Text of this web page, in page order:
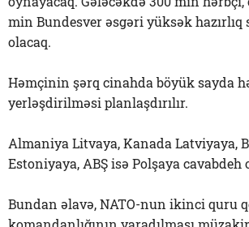
min Bundesver əsgəri yüksək hazırlıq
olacaq.
Həmçinin şərq cinahda böyük sayda
yerləşdirilməsi planlaşdırılır.
Almaniya Litvaya, Kanada Latviyaya,
Estoniyaya, ABŞ isə Polşaya cavabdeh
Bundan əlavə, NATO-nun ikinci quru